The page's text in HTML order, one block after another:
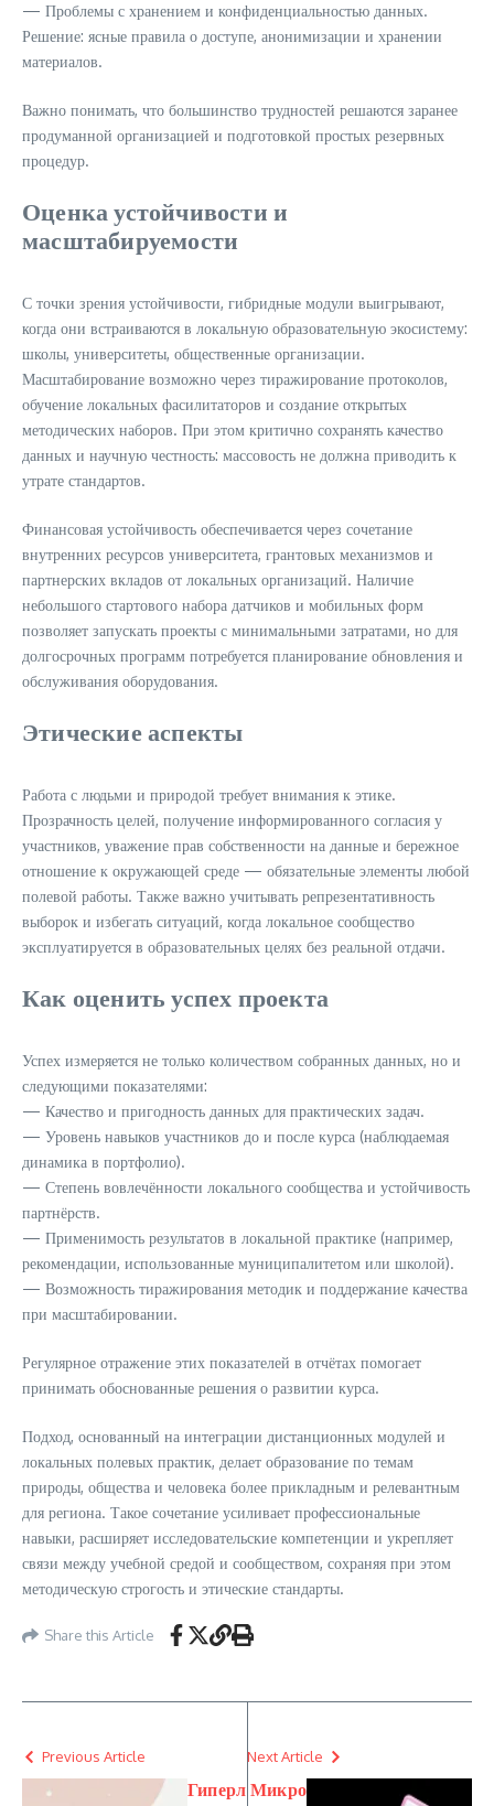
— Проблемы с хранением и конфиденциальностью данных.
Решение: ясные правила о доступе, анонимизации и хранении
материалов.
Важно понимать, что большинство трудностей решаются заранее
продуманной организацией и подготовкой простых резервных
процедур.
Оценка устойчивости и
масштабируемости
С точки зрения устойчивости, гибридные модули выигрывают,
когда они встраиваются в локальную образовательную экосистему:
школы, университеты, общественные организации.
Масштабирование возможно через тиражирование протоколов,
обучение локальных фасилитаторов и создание открытых
методических наборов. При этом критично сохранять качество
данных и научную честность: массовость не должна приводить к
утрате стандартов.
Финансовая устойчивость обеспечивается через сочетание
внутренних ресурсов университета, грантовых механизмов и
партнерских вкладов от локальных организаций. Наличие
небольшого стартового набора датчиков и мобильных форм
позволяет запускать проекты с минимальными затратами, но для
долгосрочных программ потребуется планирование обновления и
обслуживания оборудования.
Этические аспекты
Работа с людьми и природой требует внимания к этике.
Прозрачность целей, получение информированного согласия у
участников, уважение прав собственности на данные и бережное
отношение к окружающей среде — обязательные элементы любой
полевой работы. Также важно учитывать репрезентативность
выборок и избегать ситуаций, когда локальное сообщество
эксплуатируется в образовательных целях без реальной отдачи.
Как оценить успех проекта
Успех измеряется не только количеством собранных данных, но и
следующими показателями:
— Качество и пригодность данных для практических задач.
— Уровень навыков участников до и после курса (наблюдаемая
динамика в портфолио).
— Степень вовлечённости локального сообщества и устойчивость
партнёрств.
— Применимость результатов в локальной практике (например,
рекомендации, использованные муниципалитетом или школой).
— Возможность тиражирования методик и поддержание качества
при масштабировании.
Регулярное отражение этих показателей в отчётах помогает
принимать обоснованные решения о развитии курса.
Подход, основанный на интеграции дистанционных модулей и
локальных полевых практик, делает образование по темам
природы, общества и человека более прикладным и релевантным
для региона. Такое сочетание усиливает профессиональные
навыки, расширяет исследовательские компетенции и укрепляет
связи между учебной средой и сообществом, сохраняя при этом
методическую строгость и этические стандарты.
Share this Article
Previous Article
Гиперл
Next Article
Микро